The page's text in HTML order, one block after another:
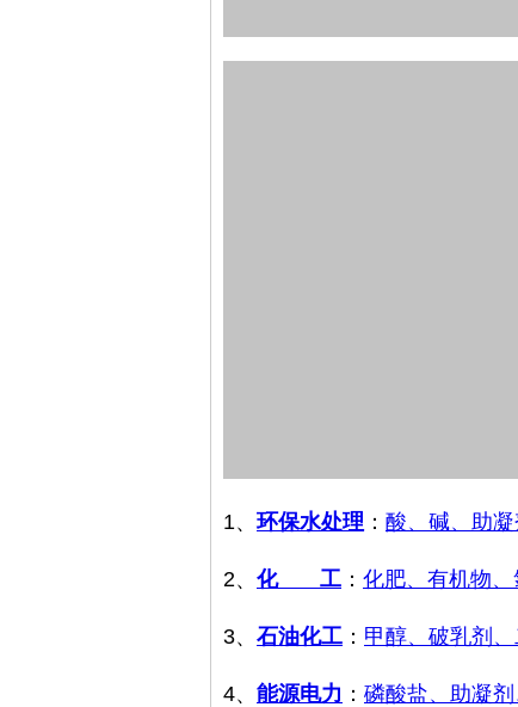
1、 环保水处理 ： 酸、碱、助
2、 化 工 ： 化肥、有机物
3、 石油化工 ： 甲醇、破乳剂
4、 能源电力 ： 磷酸盐、助凝